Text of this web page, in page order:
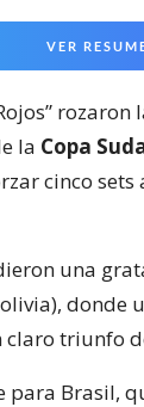
VER
rozaron
la Copa
cinco
una
donde
claro triunfo
para Brasil,